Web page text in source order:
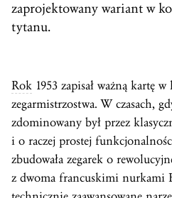
zaprojektowany wariant w
tytanu.
Rok 1953 zapisał ważną kartę
zegarmistrzostwa. W czasach,
zdominowany był przez
i o raczej prostej
zbudowała zegarek o
z dwoma francuskimi nurkami